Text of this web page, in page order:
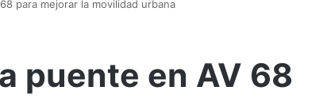
para mejorar la movilidad urbana
puente en AV 68